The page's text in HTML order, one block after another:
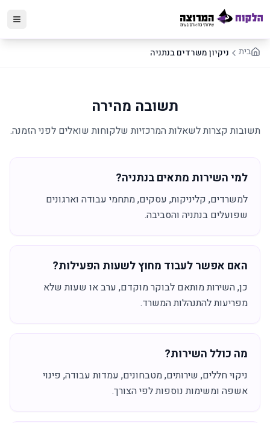
בית ניקיון משרדים בנתניה
תשובה מהירה
תשובות קצרות לשאלות המרכזיות שלקוחות שואלים לפני הזמנה.
למי השירות מתאים בנתניה?
למשרדים, קליניקות, עסקים, מתחמי עבודה וארגונים
שפועלים בנתניה והסביבה.
האם אפשר לעבוד מחוץ לשעות הפעילות?
כן, השירות מותאם לבוקר מוקדם, ערב או שעות שלא
מפריעות להתנהלות המשרד.
מה כולל השירות?
ניקוי חללים, שירותים, מטבחונים, עמדות עבודה, פינוי
אשפה ומשימות נוספות לפי הצורך.